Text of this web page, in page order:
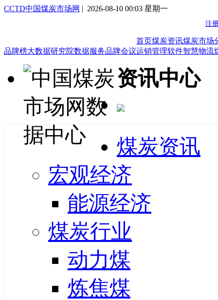
CCTD中国煤炭市场网 | 2026-08-10 00:03 星期一
首页煤炭资讯煤炭市场
品牌榜大数据研究院数据服务品牌会议运销管理软件智慧物流
资讯中心
煤炭资讯
宏观经济
能源经济
煤炭行业
动力煤
炼焦煤